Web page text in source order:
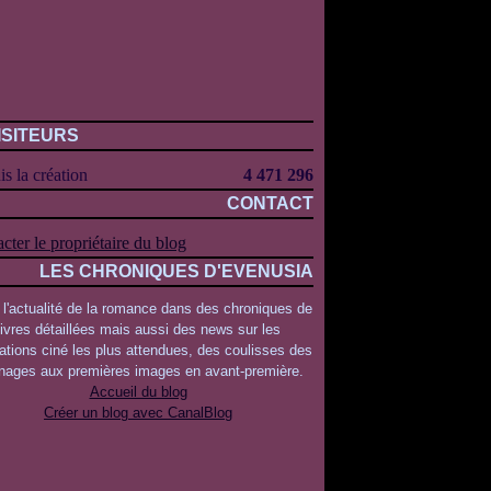
la création
4 471 296
CONTACT
le propriétaire du blog
LES CHRONIQUES D'EVENUSIA
l'actualité de la romance dans des chroniques de
livres détaillées mais aussi des news sur les
ciné les plus attendues, des coulisses des
aux premières images en avant-première.
Accueil du blog
Créer un blog avec CanalBlog